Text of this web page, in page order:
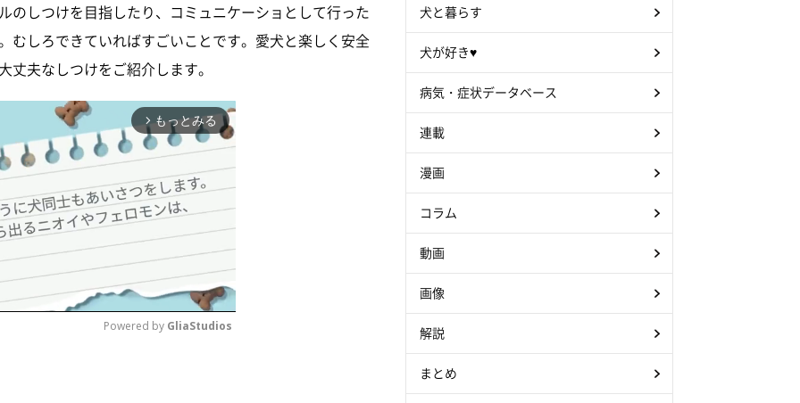
のしつけを目指したり、コミュニケーショとして行った
むしろできていればすごいことです。愛犬と楽しく安全
夫なしつけをご紹介します。
arrow_forward_ios もっとみる
Powered by GliaStudios
犬と暮らす
犬が好き♥
病気・症状データベース
連載
漫画
コラム
動画
画像
解説
まとめ